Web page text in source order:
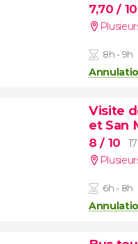
7,70/ 10
8h - 9h
Visite
et San
8/ 10
6h - 8h